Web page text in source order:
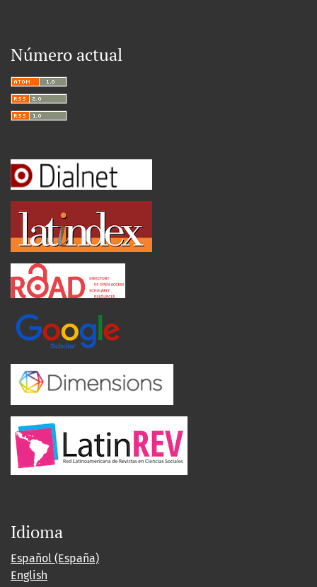
Número actual
Idioma
Español (España)
English